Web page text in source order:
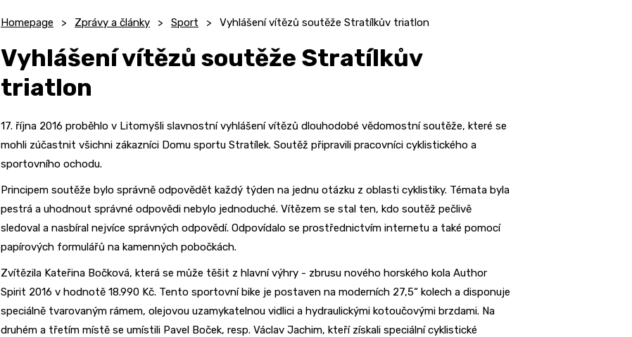
Homepage Zprávy a články Sport Vyhlášení vítězů soutěže Stratílkův triatlon
Vyhlášení vítězů soutěže Stratílkův
triatlon
17. října 2016 proběhlo v Litomyšli slavnostní vyhlášení vítězů dlouhodobé vědomostní soutěže, které se
mohli zúčastnit všichni zákazníci Domu sportu Stratílek. Soutěž připravili pracovníci cyklistického a
sportovního ochodu.
Principem soutěže bylo správně odpovědět každý týden na jednu otázku z oblasti cyklistiky. Témata byla
pestrá a uhodnout správné odpovědi nebylo jednoduché. Vítězem se stal ten, kdo soutěž pečlivě
sledoval a nasbíral nejvíce správných odpovědí. Odpovídalo se prostřednictvím internetu a také pomocí
papírových formulářů na kamenných pobočkách.
Zvítězila Kateřina Bočková, která se může těšit z hlavní výhry - zbrusu nového horského kola Author
Spirit 2016 v hodnotě 18.990 Kč. Tento sportovní bike je postaven na moderních 27,5“ kolech a disponuje
speciálně tvarovaným rámem, olejovou uzamykatelnou vidlici a hydraulickými kotoučovými brzdami. Na
druhém a třetím místě se umístili Pavel Boček, resp. Václav Jachim, kteří získali speciální cyklistické